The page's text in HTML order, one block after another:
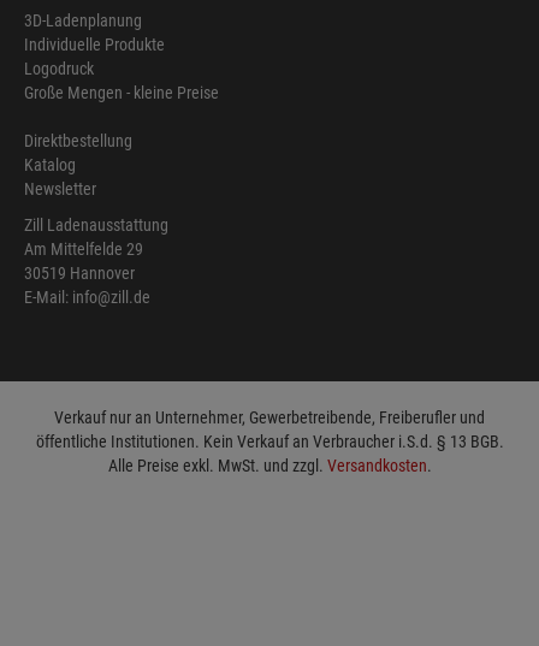
3D-Ladenplanung
Individuelle Produkte
Logodruck
Große Mengen - kleine Preise
Direktbestellung
Katalog
Newsletter
Zill Ladenausstattung
Am Mittelfelde 29
30519 Hannover
E-Mail: info@zill.de
Verkauf nur an Unternehmer, Gewerbetreibende, Freiberufler und
öffentliche Institutionen. Kein Verkauf an Verbraucher i.S.d. § 13 BGB.
Alle Preise exkl. MwSt. und zzgl. Versandkosten.